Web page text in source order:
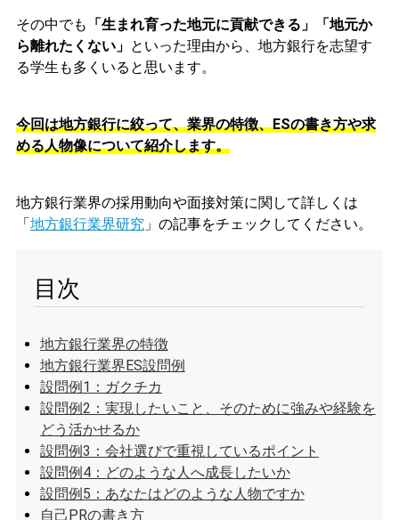
その中でも 「生まれ育った地元に貢献できる」「地元か
ら離れたくない」 といった理由から、地方銀行を志望す
る学生も多くいると思います。
今回は地方銀行に絞って、業界の特徴、ESの書き方や求
める人物像について紹介します。
地方銀行業界の採用動向や面接対策に関して詳しくは
「地方銀行業界研究 」の記事をチェックしてください。
目次
地方銀行業界の特徴
地方銀行業界ES設問例
設問例1：ガクチカ
設問例2：実現したいこと、そのために強みや経験を
どう活かせるか
設問例3：会社選びで重視しているポイント
設問例4：どのような人へ成長したいか
設問例5：あなたはどのような人物ですか
自己PRの書き方